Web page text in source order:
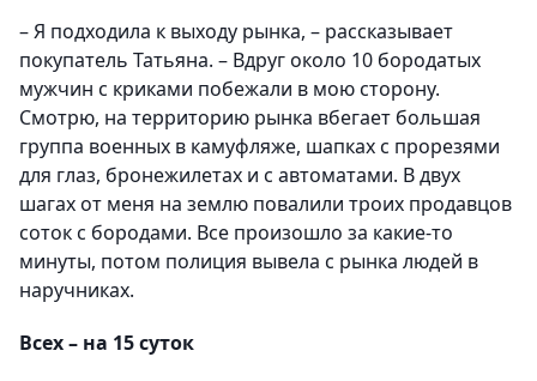
– Я подходила к выходу рынка, – рассказывает
покупатель Татьяна. – Вдруг около 10 бородатых
мужчин с криками побежали в мою сторону.
Смотрю, на территорию рынка вбегает большая
группа военных в камуфляже, шапках с прорезями
для глаз, бронежилетах и с автоматами. В двух
шагах от меня на землю повалили троих продавцов
соток с бородами. Все произошло за какие-то
минуты, потом полиция вывела с рынка людей в
наручниках.
Всех – на 15 суток